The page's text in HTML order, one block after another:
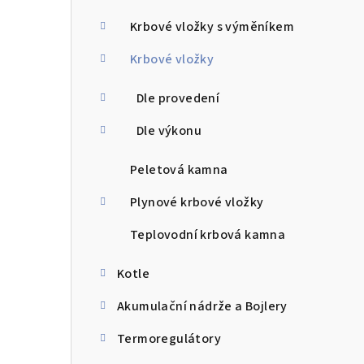
Krbové vložky s výměníkem
Krbové vložky
Dle provedení
Dle výkonu
Peletová kamna
Plynové krbové vložky
Teplovodní krbová kamna
Kotle
Akumulační nádrže a Bojlery
Termoregulátory